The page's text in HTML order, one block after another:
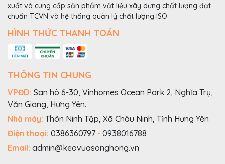
xuất và cung cấp sản phẩm vật liệu xây dựng chất lượng đạt
chuẩn TCVN và hệ thống quản lý chất lượng ISO
HÌNH THỨC THANH TOÁN
THÔNG TIN CHUNG
VPĐD: San hô 6-30, Vinhomes Ocean Park 2, Nghĩa Trụ,
Văn Giang, Hưng Yên.
Nhà máy: Thôn Ninh Tập, Xã Châu Ninh, Tỉnh Hưng Yên
Điện thoại: 0386360797 - 0938016788
Email: admin@keovuasonghong.vn